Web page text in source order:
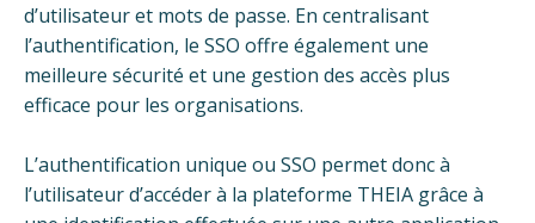
d’utilisateur et mots de passe. En centralisant
l’authentification, le SSO offre également une
meilleure sécurité et une gestion des accès plus
efficace pour les organisations.
L’authentification unique ou SSO permet donc à
l’utilisateur d’accéder à la plateforme THEIA grâce à